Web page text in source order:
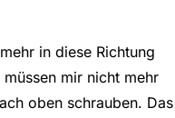
in diese Richtung
mir nicht mehr
oben schrauben. Das